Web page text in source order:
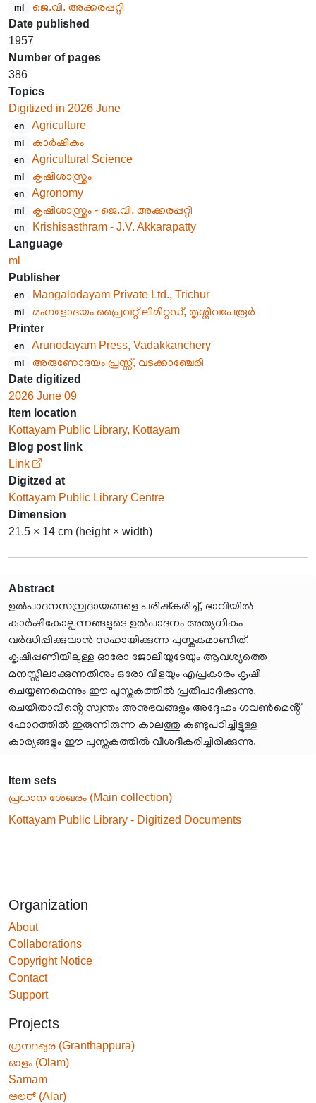
ml
ജെ.വി. അക്കരപ്പറ്റി
Date published
1957
Number of pages
386
Topics
Digitized in 2026 June
en Agriculture
ml കാർഷികം
en Agricultural Science
ml കൃഷിശാസ്ത്രം
en Agronomy
ml കൃഷിശാസ്ത്രം - ജെ.വി. അക്കരപ്പറ്റി
en
Krishisasthram - J.V. Akkarapatty
Language
ml
Publisher
en Mangalodayam Private Ltd., Trichur
ml
മംഗളോദയം പ്രൈവറ്റ് ലിമിറ്റഡ്, തൃശ്ശിവപേരൂർ
Printer
en Arunodayam Press, Vadakkanchery
ml
അരുണോദയം പ്രസ്സ്, വടക്കാഞ്ചേരി
Date digitized
2026 June 09
Item location
Kottayam Public Library, Kottayam
Blog post link
Link
Digitzed at
Kottayam Public Library Centre
Dimension
21.5 × 14 cm (height × width)
Abstract
ഉൽപാദനസമ്പ്രദായങ്ങളെ പരിഷ്കരിച്ച്, ഭാവിയിൽ
കാർഷികോല്പന്നങ്ങളുടെ ഉൽപാദനം അത്യധികം
വർദ്ധിപ്പിക്കുവാൻ സഹായിക്കുന്ന പുസ്തകമാണിത്.
കൃഷിപ്പണിയിലുള്ള ഓരോ ജോലിയുടേയും ആവശ്യത്തെ
മനസ്സിലാക്കുന്നതിനും ഒരോ വിളയും എപ്രകാരം കൃഷി
ചെയ്യണമെന്നും ഈ പുസ്തകത്തിൽ പ്രതിപാദിക്കുന്നു.
രചയിതാവിൻ്റെ സ്വന്തം അനുഭവങ്ങളും അദ്ദേഹം ഗവൺമെൻ്റ്
ഫോറത്തിൽ ഇരുന്നിരുന്ന കാലത്തു കണ്ടുപഠിച്ചിട്ടുള്ള
കാര്യങ്ങളും ഈ പുസ്തകത്തിൽ വീശദീകരിച്ചിരിക്കുന്നു.
Item sets
പ്രധാന ശേഖരം (Main collection)
Kottayam Public Library - Digitized Documents
Organization
About
Collaborations
Copyright Notice
Contact
Support
Projects
ഗ്രന്ഥപ്പുര (Granthappura)
ഓളം (Olam)
Samam
ಅಲರ್ (Alar)